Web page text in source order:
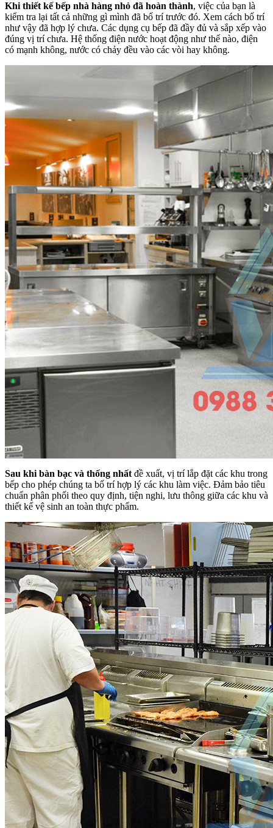
Khi thiết kế bếp nhà hàng nhỏ đã hoàn thành, việc của bạn là
kiểm tra lại tất cả những gì mình đã bố trí trước đó. Xem cách bố trí
như vậy đã hợp lý chưa. Các dụng cụ bếp đã đầy đủ và sắp xếp vào
đúng vị trí chưa. Hệ thống điện nước hoạt động như thế nào, điện
có mạnh không, nước có chảy đều vào các vòi hay không.
Sau khi bàn bạc và thống nhấtđề xuất, vị trí lắp đặt các khu trong
bếp cho phép chúng ta bố trí hợp lý các khu làm việc. Đảm bảo tiêu
chuẩn phân phối theo quy định, tiện nghi, lưu thông giữa các khu và
thiết kế vệ sinh an toàn thực phẩm.